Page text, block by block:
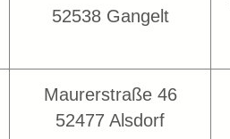
52538 Gangelt
Maurerstraße 46
52477 Alsdorf